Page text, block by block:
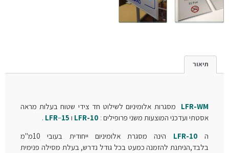
תיאור
LFR-WM
מסגרות אלומיניום לשילוט חד צידי שטוח בעלות מראה
אסטתי ועדכני המוצעות משני פרופילים :
LFR-10 ו LFR–15
.
ה
LFR-10
הינה מסגרת אלומיניום ייחודית בעובי 10מ"מ
בלבד,הניתנת להזמנה כמעט בכל גודל נדרש, בעלת מסילה פנימית